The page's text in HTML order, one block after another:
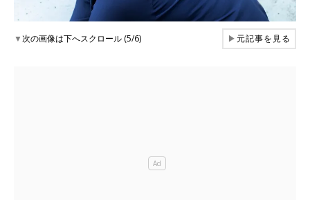
▼次の画像は下へスクロール (5/6) ▶元記事を見る